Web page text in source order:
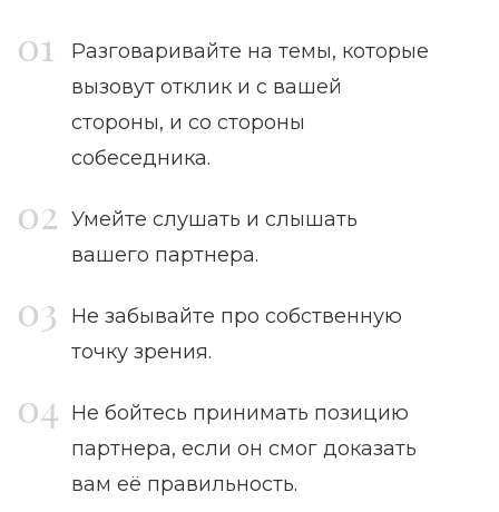
Разговаривайте на темы, которые
вызовут отклик и с вашей
стороны, и со стороны
собеседника.
Умейте слушать и слышать
вашего партнера.
Не забывайте про собственную
точку зрения.
Не бойтесь принимать позицию
партнера, если он смог доказать
вам её правильность.